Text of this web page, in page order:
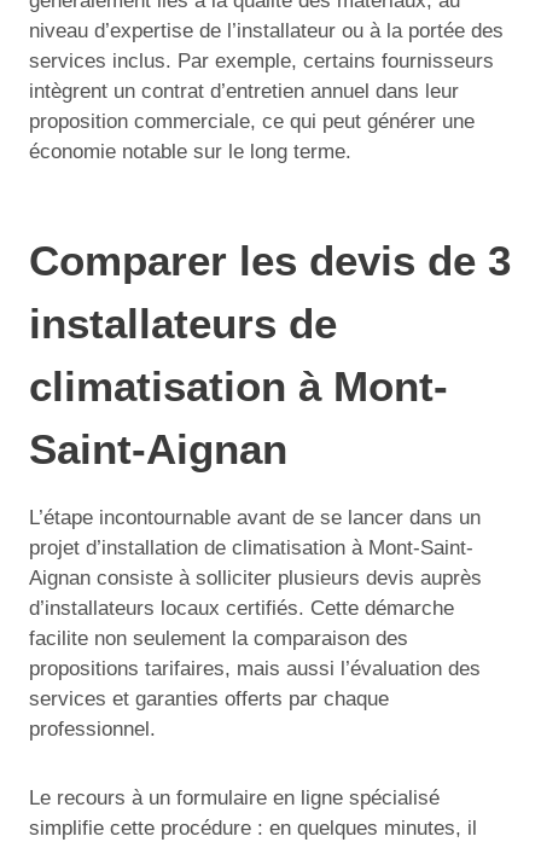
niveau d’expertise de l’installateur ou à la portée des
services inclus. Par exemple, certains fournisseurs
intègrent un contrat d’entretien annuel dans leur
proposition commerciale, ce qui peut générer une
économie notable sur le long terme.
Comparer les devis de 3
installateurs de
climatisation à Mont-
Saint-Aignan
L’étape incontournable avant de se lancer dans un
projet d’installation de climatisation à Mont-Saint-
Aignan consiste à solliciter plusieurs devis auprès
d’installateurs locaux certifiés. Cette démarche
facilite non seulement la comparaison des
propositions tarifaires, mais aussi l’évaluation des
services et garanties offerts par chaque
professionnel.
Le recours à un formulaire en ligne spécialisé
simplifie cette procédure : en quelques minutes, il